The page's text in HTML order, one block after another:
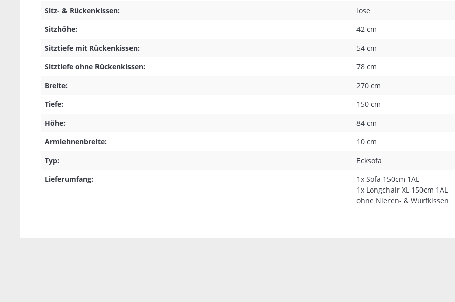
Sitz- & Rückenkissen:
lose
Sitzhöhe:
42 cm
Sitztiefe mit Rückenkissen:
54 cm
Sitztiefe ohne Rückenkissen:
78 cm
Breite:
270 cm
Tiefe:
150 cm
Höhe:
84 cm
Armlehnenbreite:
10 cm
Typ:
Ecksofa
Lieferumfang:
1x Sofa 150cm 1AL
1x Longchair XL 150cm 1AL
ohne Nieren- & Wurfkissen